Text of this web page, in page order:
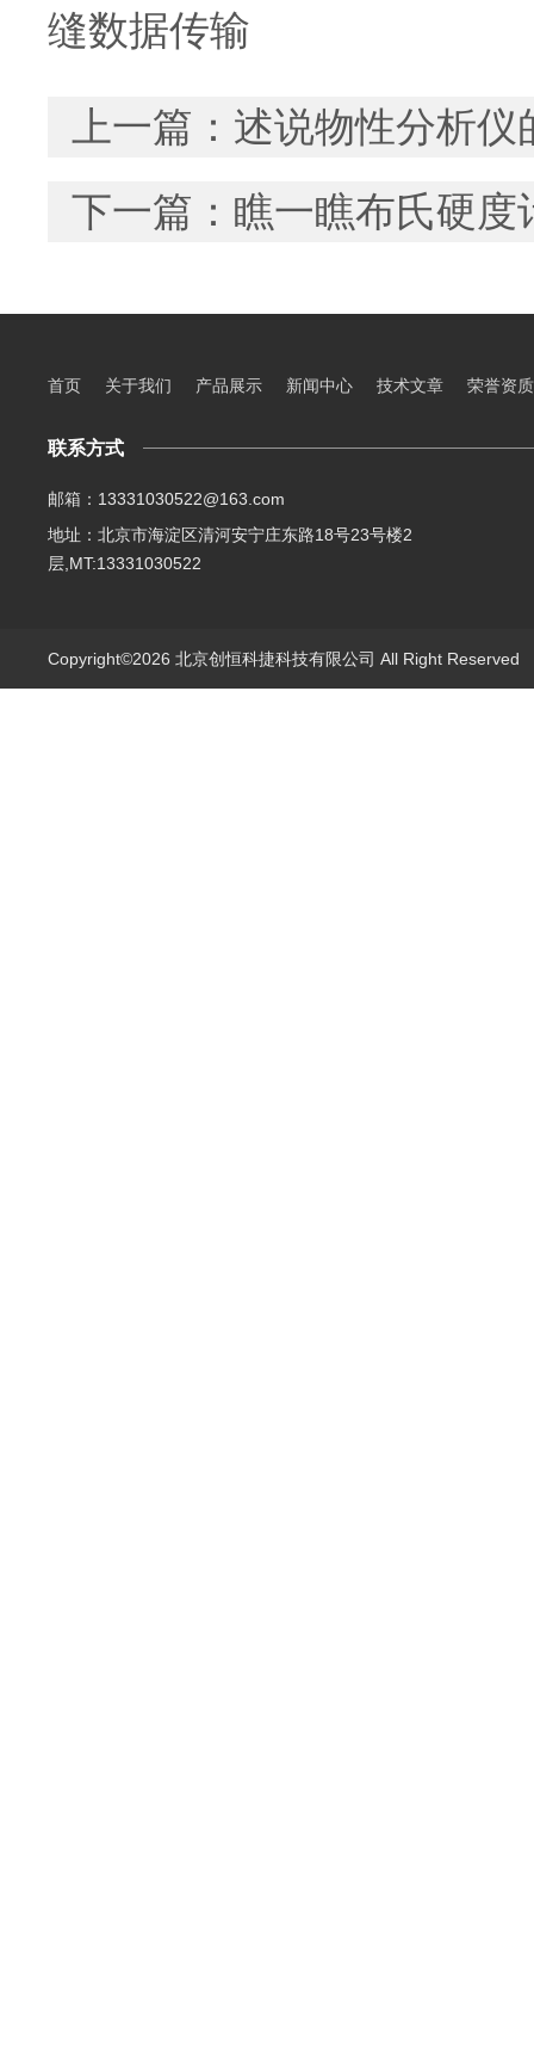
缝数据传输
上一篇： 述说物性分析仪
下一篇： 瞧一瞧布氏硬度
首页 关于我们 产品展示 新闻中心 技术文章 荣誉资质
联系方式
邮箱：13331030522@163.com
地址：北京市海淀区清河安宁庄东路18号23号楼2
层,MT:13331030522
Copyright©2026 北京创恒科捷科技有限公司 All Right